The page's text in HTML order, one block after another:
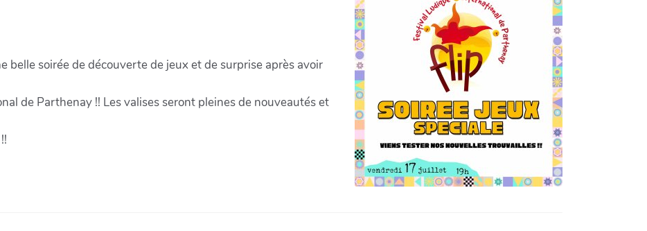
belle soirée de découverte de jeux et de surprise après avoir
de Parthenay !! Les valises seront pleines de nouveautés et